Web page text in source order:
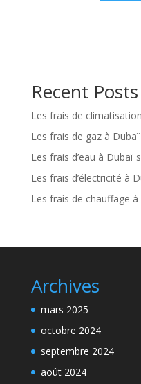
Recent Posts
Les frais de
Les frais de gaz à
Les frais d’eau à Dubaï
Les frais d’électricité à
Les frais de chauffage
Archives
mars 2025
octobre 2024
septembre 2024
août 2024